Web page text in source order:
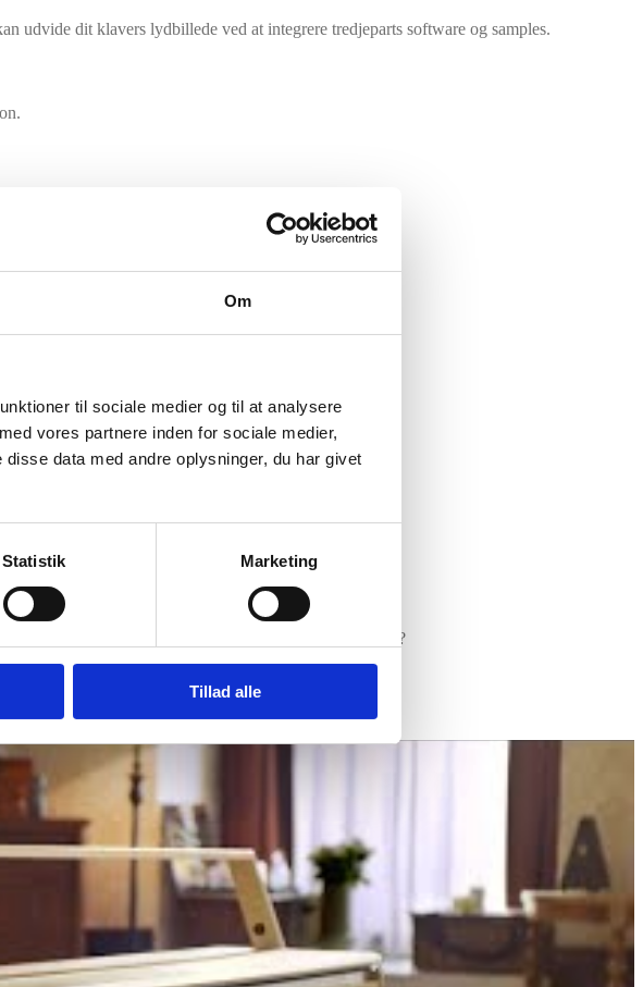
Om
til sociale medier og til at analysere
vores partnere inden for sociale medier,
data med andre oplysninger, du har givet
Statistik Marketing
Tillad alle
dit klavers lydbillede ved at integrere tredjeparts software og samples.
helt uden kabler.
færdigheder.
og rustikt design. Klar til at tage din musik til nye højder?